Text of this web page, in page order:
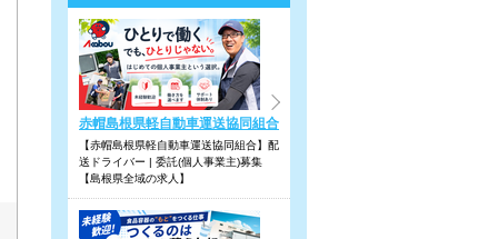
赤帽島根県軽自動車運送協同組合
【赤帽島根県軽自動車運送協同組合】配
送ドライバー | 委託(個人事業主)募集
【島根県全域の求人】